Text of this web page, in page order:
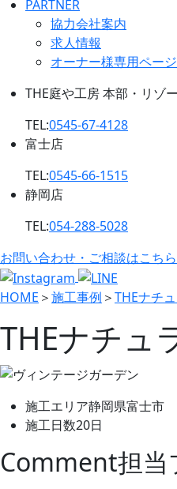
PARTNER
協力会社案内
求人情報
オーナー様専用ページ
THE庭や工房 本部・リゾ
TEL:0545-67-4128
富士店
TEL:0545-66-1515
静岡店
TEL:054-288-5028
お問い合わせ・ご相談はこち
HOME ＞施工事例 ＞THEナチ
THEナチュ
施工エリア静岡県富士市
施工日数20日
Comment担当